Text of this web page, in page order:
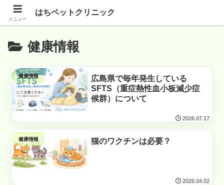
健康情報
健康情報
広島県で毎年発生している
SFTS（重症熱性血小板減少症
候群）について
2026.07.17
健康情報 猫のワクチンは必要？
2026.04.02
メニュー
はちペットクリニック